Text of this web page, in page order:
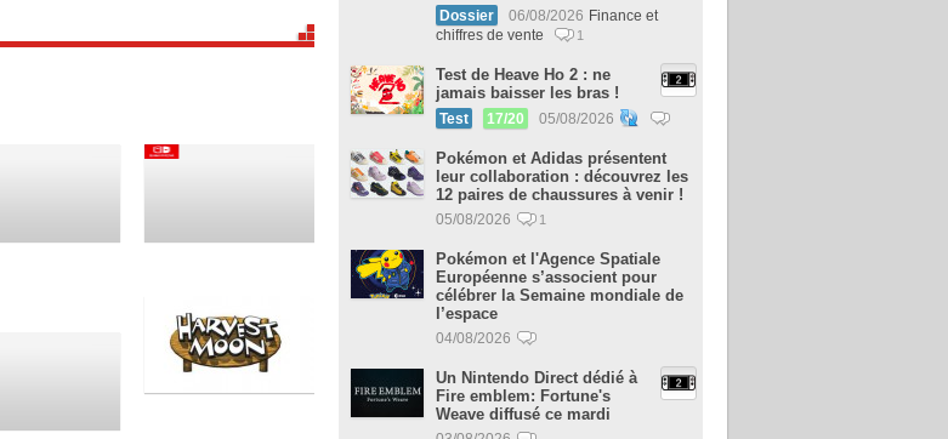
Dossier 06/08/2026 Finance et
chiffres de vente
1
Test de Heave Ho 2 : ne
jamais baisser les bras !
Test 17/20 05/08/2026
Pokémon et Adidas présentent
leur collaboration : découvrez les
12 paires de chaussures à venir !
05/08/2026 1
Pokémon et l'Agence Spatiale
Européenne s’associent pour
célébrer la Semaine mondiale de
l’espace
04/08/2026
Un Nintendo Direct dédié à
Fire emblem: Fortune's
Weave diffusé ce mardi